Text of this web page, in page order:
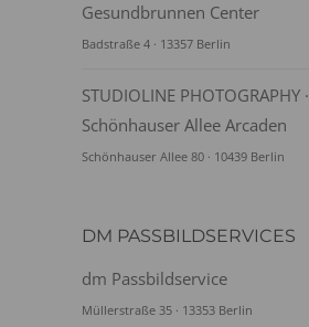
Gesundbrunnen Center
Badstraße 4 · 13357 Berlin
STUDIOLINE PHOTOGRAPHY ·
Schönhauser Allee Arcaden
Schönhauser Allee 80 · 10439 Berlin
DM PASSBILDSERVICES
dm Passbildservice
Müllerstraße 35 · 13353 Berlin